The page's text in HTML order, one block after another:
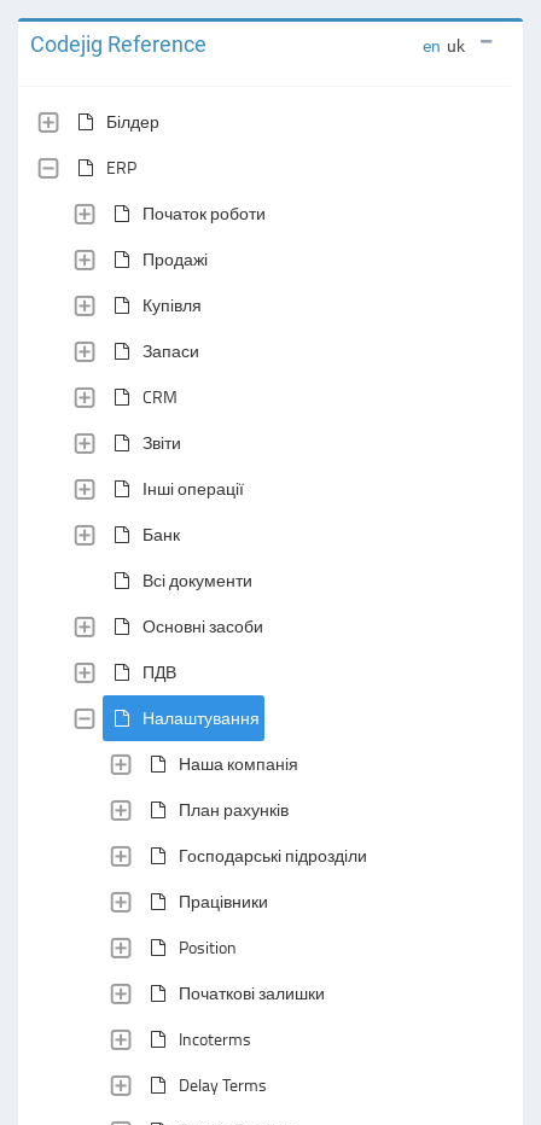
Codejig Reference en uk
Білдер
ERP
Початок роботи
Продажі
Купівля
Запаси
CRM
Звіти
Інші операції
Банк
Всі документи
Основні засоби
ПДВ
Налаштування
Наша компанія
План рахунків
Господарські підрозділи
Працівники
Position
Початкові залишки
Incoterms
Delay Terms